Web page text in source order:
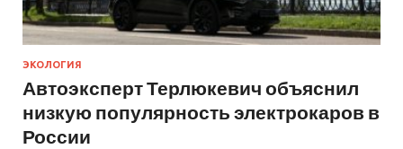
ЭКОЛОГИЯ
Автоэксперт Терлюкевич объяснил
низкую популярность электрокаров в
России